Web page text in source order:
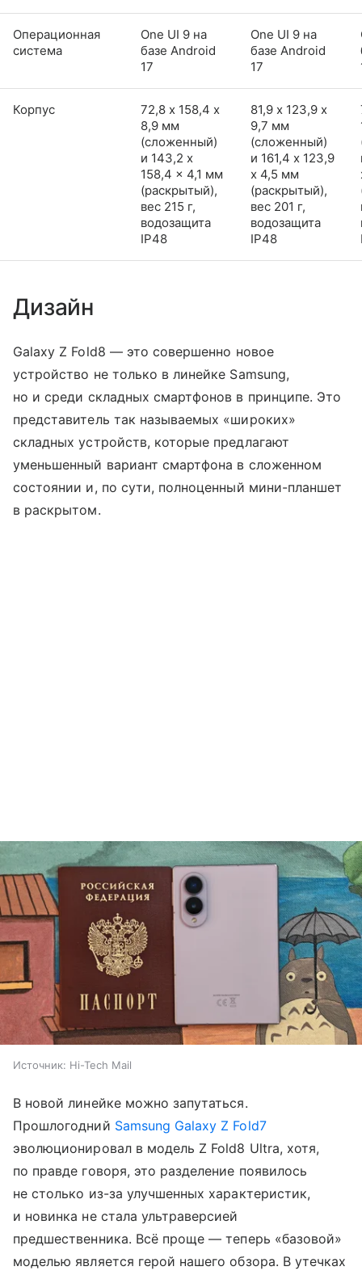
Операционная
система
One UI 9 на
базе Android
17
One UI 9 на
базе Android
17
Корпус
72,8 х 158,4 х
8,9 мм
(сложенный)
и 143,2 x
158,4 x 4,1 мм
(раскрытый),
вес 215 г,
водозащита
IP48
81,9 х 123,9 х
9,7 мм
(сложенный)
и 161,4 x 123,9
x 4,5 мм
(раскрытый),
вес 201 г,
водозащита
IP48
Дизайн
Galaxy Z Fold8 — это совершенно новое
устройство не только в линейке Samsung,
но и среди складных смартфонов в принципе. Это
представитель так называемых «широких»
складных устройств, которые предлагают
уменьшенный вариант смартфона в сложенном
состоянии и, по сути, полноценный мини-планшет
в раскрытом.
Источник: Hi-Tech Mail
В новой линейке можно запутаться.
Прошлогодний Samsung Galaxy Z Fold7
эволюционировал в модель Z Fold8 Ultra, хотя,
по правде говоря, это разделение появилось
не столько из-за улучшенных характеристик,
и новинка не стала ультраверсией
предшественника. Всё проще — теперь «базовой»
моделью является герой нашего обзора. В утечках